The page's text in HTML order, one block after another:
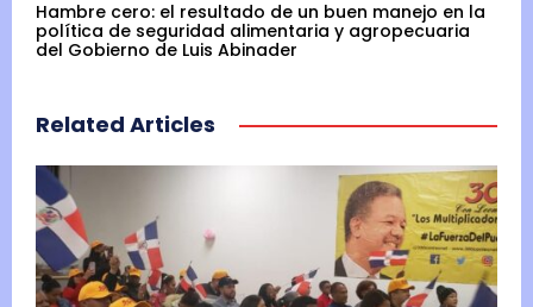
Hambre cero: el resultado de un buen manejo en la
política de seguridad alimentaria y agropecuaria
del Gobierno de Luis Abinader
Related Articles